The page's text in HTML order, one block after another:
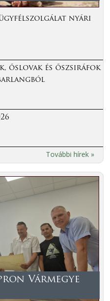
ügyfélszolgálat nyári
őslovak és őszsiráfok
További hírek »
Vármegye